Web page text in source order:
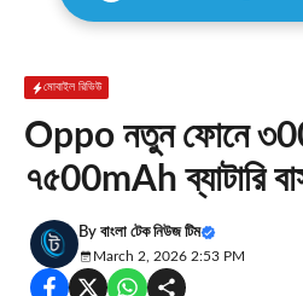
মোবাইল রিভিউ
Oppo নতুন ফোনে
৭৫00mAh ব্যাটারি
By বাংলা টেক নিউজ টিম
March 2, 2026 2:53 PM